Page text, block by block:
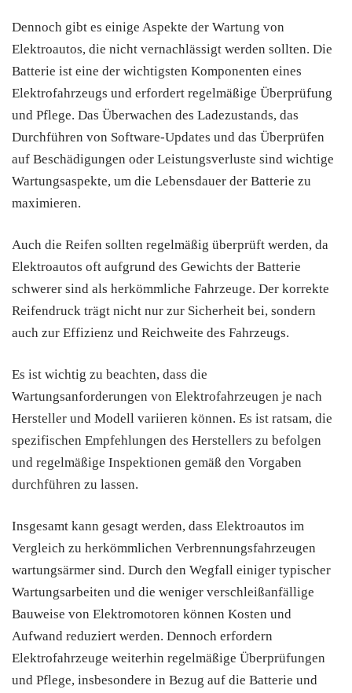
Dennoch gibt es einige Aspekte der Wartung von
Elektroautos, die nicht vernachlässigt werden sollten. Die
Batterie ist eine der wichtigsten Komponenten eines
Elektrofahrzeugs und erfordert regelmäßige Überprüfung
und Pflege. Das Überwachen des Ladezustands, das
Durchführen von Software-Updates und das Überprüfen
auf Beschädigungen oder Leistungsverluste sind wichtige
Wartungsaspekte, um die Lebensdauer der Batterie zu
maximieren.
Auch die Reifen sollten regelmäßig überprüft werden, da
Elektroautos oft aufgrund des Gewichts der Batterie
schwerer sind als herkömmliche Fahrzeuge. Der korrekte
Reifendruck trägt nicht nur zur Sicherheit bei, sondern
auch zur Effizienz und Reichweite des Fahrzeugs.
Es ist wichtig zu beachten, dass die
Wartungsanforderungen von Elektrofahrzeugen je nach
Hersteller und Modell variieren können. Es ist ratsam, die
spezifischen Empfehlungen des Herstellers zu befolgen
und regelmäßige Inspektionen gemäß den Vorgaben
durchführen zu lassen.
Insgesamt kann gesagt werden, dass Elektroautos im
Vergleich zu herkömmlichen Verbrennungsfahrzeugen
wartungsärmer sind. Durch den Wegfall einiger typischer
Wartungsarbeiten und die weniger verschleißanfällige
Bauweise von Elektromotoren können Kosten und
Aufwand reduziert werden. Dennoch erfordern
Elektrofahrzeuge weiterhin regelmäßige Überprüfungen
und Pflege, insbesondere in Bezug auf die Batterie und